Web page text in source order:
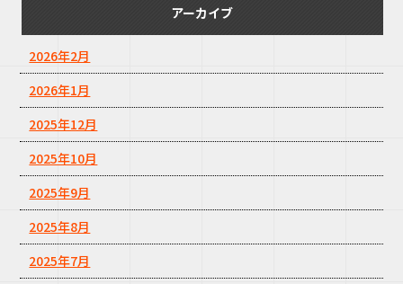
アーカイブ
2026年2月
2026年1月
2025年12月
2025年10月
2025年9月
2025年8月
2025年7月